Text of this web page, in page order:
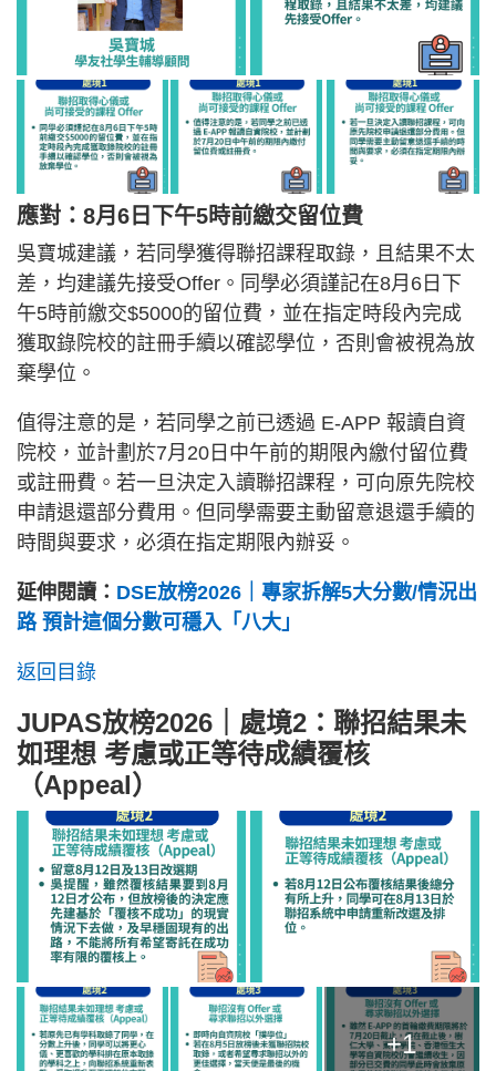
應對：8月6日下午5時前繳交留位費
吳寶城建議，若同學獲得聯招課程取錄，且結果不太
差，均建議先接受Offer。同學必須謹記在8月6日下
午5時前繳交$5000的留位費，並在指定時段內完成
獲取錄院校的註冊手續以確認學位，否則會被視為放
棄學位。
值得注意的是，若同學之前已透過 E-APP 報讀自資
院校，並計劃於7月20日中午前的期限內繳付留位費
或註冊費。若一旦決定入讀聯招課程，可向原先院校
申請退還部分費用。但同學需要主動留意退還手續的
時間與要求，必須在指定期限內辦妥。
延伸閱讀： DSE放榜2026｜專家拆解5大分數/情況出
路 預計這個分數可穩入「八大」
返回目錄
JUPAS放榜2026｜處境2：聯招結果未
如理想 考慮或正等待成績覆核
（Appeal）
+1